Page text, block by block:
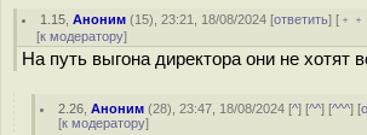
1.15 ,Аноним (15), 23:21, 18/08/2024 [ответить] [
[к модератору]
На путь выгона директора они не хотят
2.26 ,Аноним (28), 23:47, 18/08/2024 [^] [^^] [^^^] [
[к модератору]